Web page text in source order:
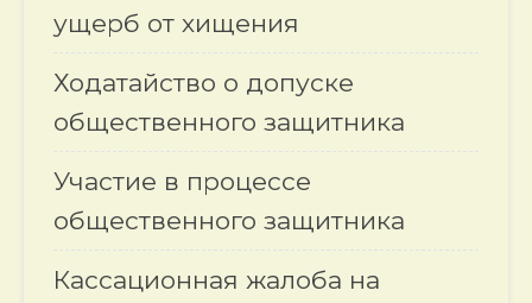
ущерб от хищения
Ходатайство о допуске
общественного защитника
Участие в процессе
общественного защитника
Кассационная жалоба на